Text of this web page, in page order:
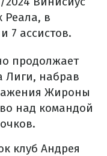
Реала, в
7 ассистов.
продолжает
Лиги, набрав
Жироны
над командой
клуб Андрея